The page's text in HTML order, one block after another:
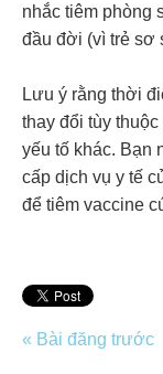
nhắc tiêm phòng
đầu đời (vì trẻ sơ
Lưu ý rằng thời
thay đổi tùy
yếu tố khác. Bạn
cấp dịch vụ y tế
để tiêm vaccine
« Bài đăng trước